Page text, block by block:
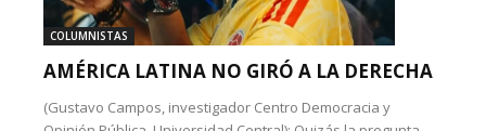
COLUMNISTAS
AMÉRICA LATINA NO GIRÓ A LA DERECHA
(Gustavo Campos, investigador Centro Democracia y